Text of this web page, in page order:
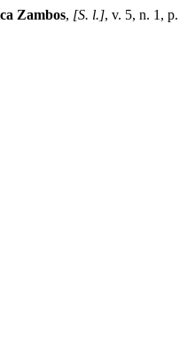
Zambos, [S. l.], v. 5, n. 1, p.